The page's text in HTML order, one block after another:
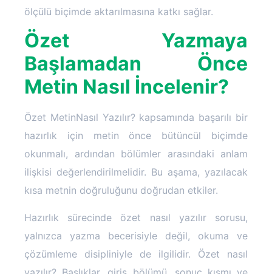
ölçülü biçimde aktarılmasına katkı sağlar.
Özet Yazmaya
Başlamadan Önce
Metin Nasıl İncelenir?
Özet MetinNasıl Yazılır? kapsamında başarılı bir
hazırlık için metin önce bütüncül biçimde
okunmalı, ardından bölümler arasındaki anlam
ilişkisi değerlendirilmelidir. Bu aşama, yazılacak
kısa metnin doğruluğunu doğrudan etkiler.
Hazırlık sürecinde özet nasıl yazılır sorusu,
yalnızca yazma becerisiyle değil, okuma ve
çözümleme disipliniyle de ilgilidir. Özet nasıl